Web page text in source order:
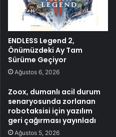
ENDLESS Legend 2,
Önümüzdeki Ay Tam
Sürüme Geçiyor
Ağustos 6, 2026
Zoox, dumanlı acil durum
senaryosunda zorlanan
robotaksisi için yazılım
geri çağırması yayınladı
Ağustos 5, 2026